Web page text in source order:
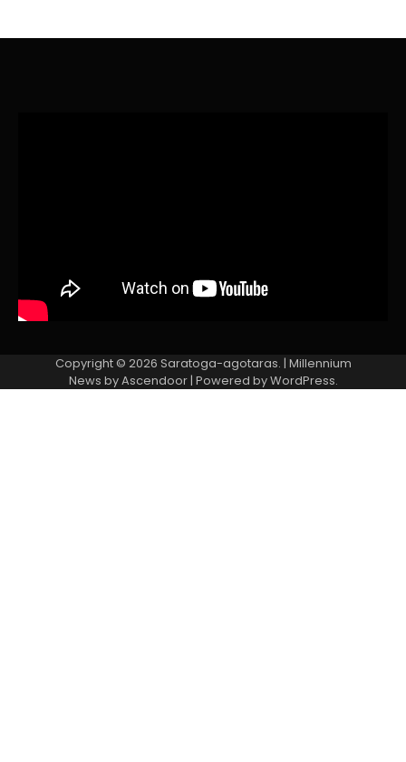
Copyright © 2026 Saratoga-agotaras. | Millennium
News byAscendoor| Powered byWordPress.